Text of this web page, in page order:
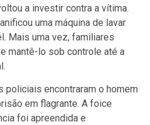
a investir contra a vítima.
uma máquina de lavar
Mais uma vez, familiares
mantê-lo sob controle até a
policiais encontraram o homem
em flagrante. A foice
foi apreendida e